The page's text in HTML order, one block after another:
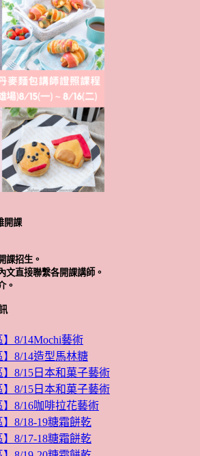
開課
課招生。
文直接聯繫各開課講師。
。
】8/14Mochi藝術
】8/14造型馬林糖
】8/15日本和菓子藝術
】8/15日本和菓子藝術
】8/16咖啡拉花藝術
】8/18-19糖霜餅乾
】8/17-18糖霜餅乾